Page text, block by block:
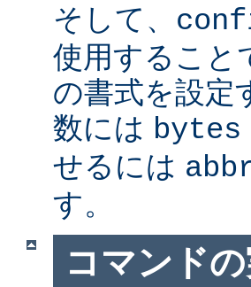
そして、
使用すること
の書式を設定
数には bytes
せるには
す。
コマンド